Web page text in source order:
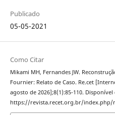
Publicado
05-05-2021
Como Citar
Mikami MH, Fernandes JW.
Fournier: Relato de Caso. Re.cet
agosto de 2026];8(1):85-110. Disponível
https://revista.recet.org.br/index.php/